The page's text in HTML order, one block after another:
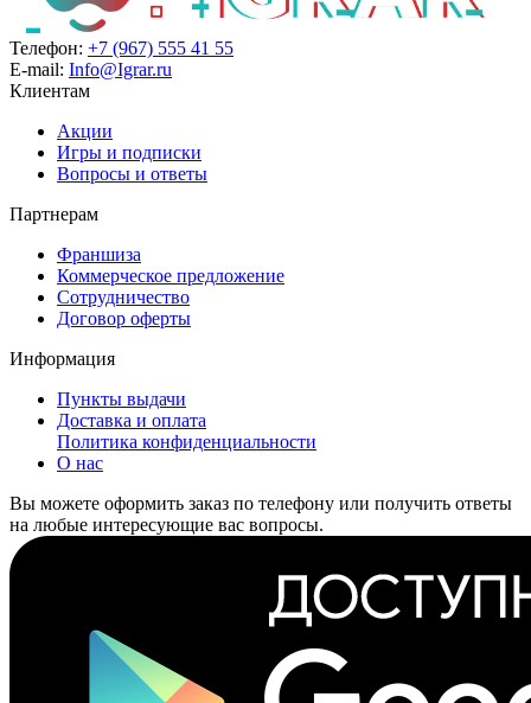
Телефон: +7 (967) 555 41 55
E-mail: Info@Igrar.ru
Клиентам
Акции
Игры и подписки
Вопросы и ответы
Партнерам
Франшиза
Коммерческое предложение
Сотрудничество
Договор оферты
Информация
Пункты выдачи
Доставка и оплата
Политика конфиденциальности
О нас
Вы можете оформить заказ по телефону или получить ответы
на любые интересующие вас вопросы.